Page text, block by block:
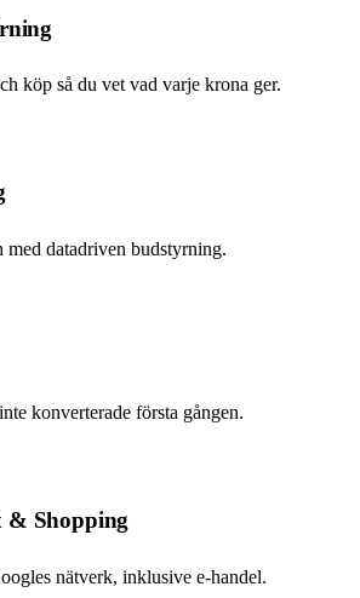
köp så du vet vad varje krona ger.
med datadriven budstyrning.
konverterade första gången.
& Shopping
nätverk, inklusive e-handel.